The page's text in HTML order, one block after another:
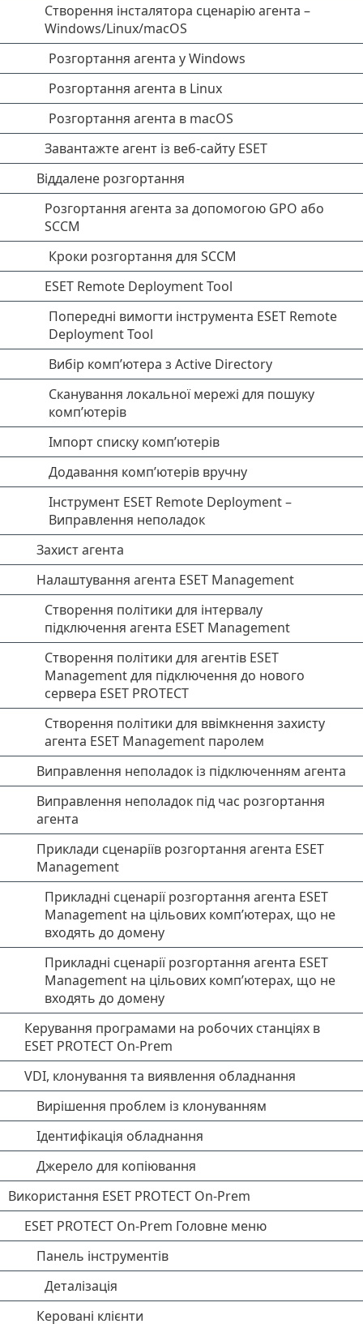
Створення інсталятора сценарію агента –
Windows/Linux/macOS
Розгортання агента у Windows
Розгортання агента в Linux
Розгортання агента в macOS
Завантажте агент із веб-сайту ESET
Віддалене розгортання
Розгортання агента за допомогою GPO або
SCCM
Кроки розгортання для SCCM
ESET Remote Deployment Tool
Попередні вимогти інструмента ESET Remote
Deployment Tool
Вибір комп’ютера з Active Directory
Сканування локальної мережі для пошуку
комп’ютерів
Імпорт списку комп’ютерів
Додавання комп’ютерів вручну
Інструмент ESET Remote Deployment –
Виправлення неполадок
Захист агента
Налаштування агента ESET Management
Створення політики для інтервалу
підключення агента ESET Management
Створення політики для агентів ESET
Management для підключення до нового
сервера ESET PROTECT
Створення політики для ввімкнення захисту
агента ESET Management паролем
Виправлення неполадок із підключенням агента
Виправлення неполадок під час розгортання
агента
Приклади сценаріїв розгортання агента ESET
Management
Прикладні сценарії розгортання агента ESET
Management на цільових комп’ютерах, що не
входять до домену
Прикладні сценарії розгортання агента ESET
Management на цільових комп’ютерах, що не
входять до домену
Керування програмами на робочих станціях в
ESET PROTECT On-Prem
VDI, клонування та виявлення обладнання
Вирішення проблем із клонуванням
Ідентифікація обладнання
Джерело для копіювання
Використання ESET PROTECT On-Prem
ESET PROTECT On-Prem Головне меню
Панель інструментів
Деталізація
Керовані клієнти